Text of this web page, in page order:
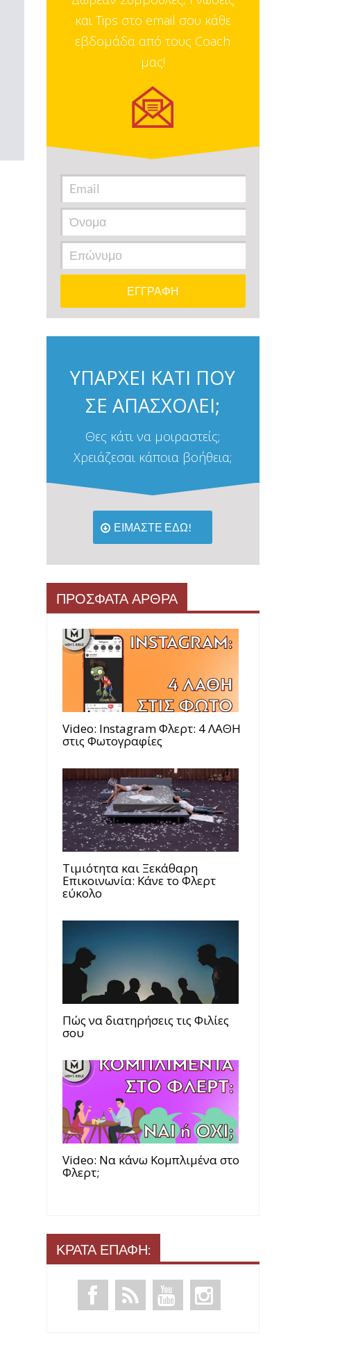
και Tips στο email σου κάθε
εβδομάδα από τους Coach
μας!
ΥΠΑΡΧΕΙ ΚΑΤΙ ΠΟΥ
ΣΕ ΑΠΑΣΧΟΛΕΙ;
Θες κάτι να μοιραστείς;
Χρειάζεσαι κάποια βοήθεια;
ΕΙΜΑΣΤΕ ΕΔΩ!
ΠΡΟΣΦΑΤΑ ΑΡΘΡΑ
Video: Instagram Φλερτ: 4 ΛΑΘΗ
στις Φωτογραφίες
Τιμιότητα και Ξεκάθαρη
Επικοινωνία: Κάνε το Φλερτ
εύκολο
Πώς να διατηρήσεις τις Φιλίες
σου
Video: Να κάνω Κομπλιμένα στο
Φλερτ;
ΚΡΑΤΑ ΕΠΑΦΗ: